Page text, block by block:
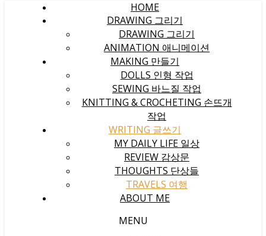
HOME
DRAWING 그리기
DRAWING 그리기
ANIMATION 애니메이션
MAKING 만들기
DOLLS 인형 작업
SEWING 바느질 작업
KNITTING & CROCHETING 손뜨개
작업
WRITING 글쓰기
MY DAILY LIFE 일상
REVIEW 감상문
THOUGHTS 단상들
TRAVELS 여행
ABOUT ME
MENU